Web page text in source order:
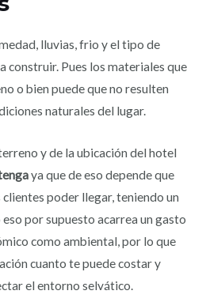
lluvias, frio y el tipo de
construir. Pues los materiales que
o bien puede que no resulten
naturales del lugar.
y de la ubicación del hotel
ya que de eso depende que
poder llegar, teniendo un
por supuesto acarrea un gasto
como ambiental, por lo que
cuanto te puede costar y
el entorno selvático.